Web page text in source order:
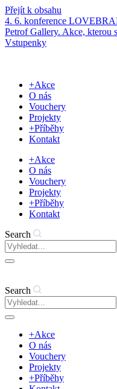
Přejít k obsahu
4. 6. konference
Petrof Gallery. Akce, kterou
Vstupenky
+Akce
O nás
Vouchery
Projekty
+Příběhy
Kontakt
+Akce
O nás
Vouchery
Projekty
+Příběhy
Kontakt
Search
Search
+Akce
O nás
Vouchery
Projekty
+Příběhy